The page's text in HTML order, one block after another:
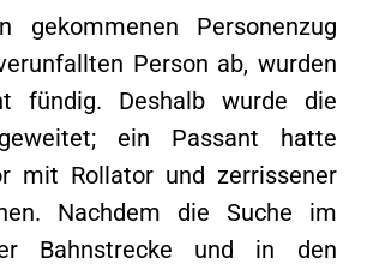
gekommenen Personenzug
Person ab, wurden
fündig. Deshalb wurde die
ein Passant hatte
mit Rollator und zerrissener
Nachdem die Suche im
Bahnstrecke und in den